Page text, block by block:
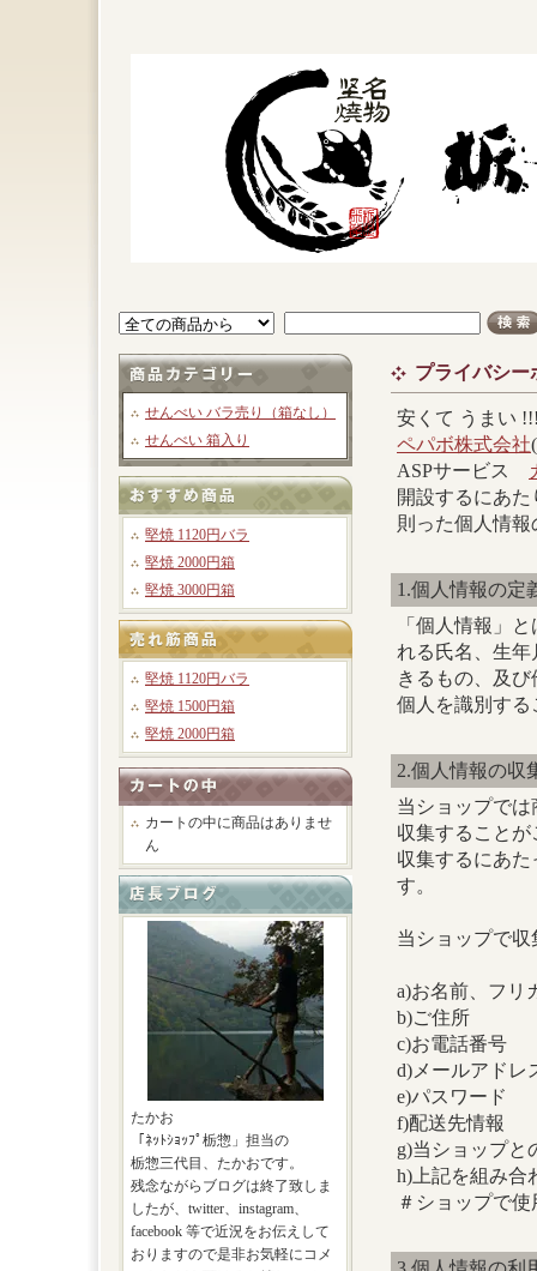
せんべい バラ売り（箱なし）
せんべい 箱入り
堅焼 1120円バラ
堅焼 2000円箱
堅焼 3000円箱
堅焼 1120円バラ
堅焼 1500円箱
堅焼 2000円箱
カートの中に商品はありませ
ん
たかお
「ﾈｯﾄｼｮｯﾌﾟ栃惣」担当の
栃惣三代目、たかおです。
残念ながらブログは終了致しま
したが、twitter、instagram、
facebook 等で近況をお伝えして
おりますので是非お気軽にコメ
プライバシー
安くて うまい
ペパボ株式会社
ASPサービス
開設するにあ
則った個人情
1.個人情報の定
「個人情報」
れる氏名、生
きるもの、及
個人を識別す
2.個人情報の収
当ショップで
収集すること
収集するにあ
す。
当ショップで
a)お名前、フリ
b)ご住所
c)お電話番号
d)メールアドレ
e)パスワード
f)配送先情報
g)当ショップと
h)上記を組み合
＃ショップで